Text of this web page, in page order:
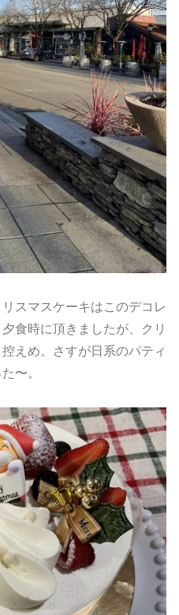
スマスケーキはこのデコレ
食時に頂きましたが、クリ
えめ。さすが日系のパティ
〜。